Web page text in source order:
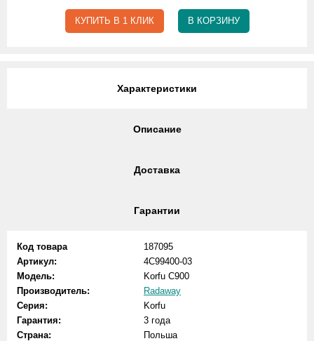
КУПИТЬ В 1 КЛИК В КОРЗИНУ
Характеристики
Описание
Доставка
Гарантии
Код товара
187095
Артикул:
4C99400-03
Модель:
Korfu С900
Производитель:
Radaway
Серия:
Korfu
Гарантия:
3 года
Страна:
Польша